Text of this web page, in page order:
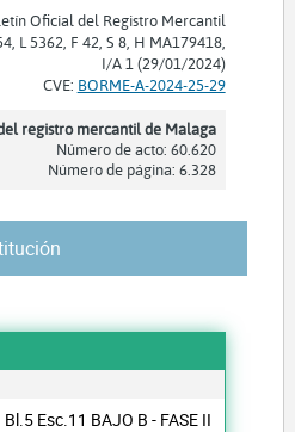
Oficial del Registro Mercantil
L 5362, F 42, S 8, H MA179418,
I/A 1 (29/01/2024)
CVE: BORME-A-2024-25-29
registro mercantil de Malaga
Número de acto: 60.620
Número de página: 6.328
Esc.11 BAJO B - FASE II